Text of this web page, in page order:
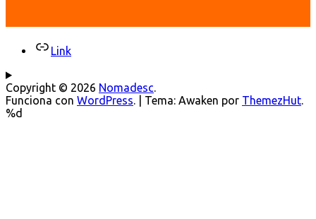
Link
Copyright © 2026 Nomadesc.
Funciona con WordPress. Tema: Awaken por ThemezHut.
%d